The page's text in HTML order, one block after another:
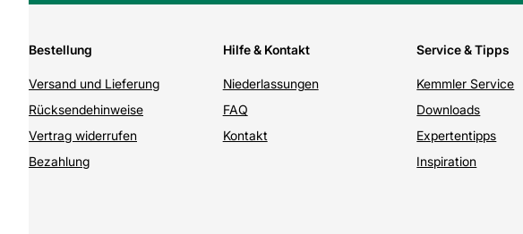
Bestellung
Versand und Lieferung
Rücksendehinweise
Vertrag widerrufen
Bezahlung
Hilfe & Kontakt
Niederlassungen
FAQ
Kontakt
Service & Tipps
Kemmler Service
Downloads
Expertentipps
Inspiration